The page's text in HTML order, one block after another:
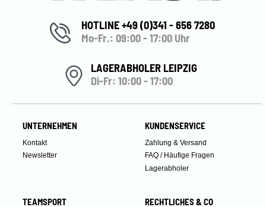
HOTLINE +49 (0)341 - 656 7280
Mo-Fr.: 09:00 - 17:00 Uhr
LAGERABHOLER LEIPZIG
Di-Fr: 10:00 - 17:00
UNTERNEHMEN
Kontakt
Newsletter
KUNDENSERVICE
Zahlung & Versand
FAQ / Häufige Fragen
Lagerabholer
TEAMSPORT RECHTLICHES & CO